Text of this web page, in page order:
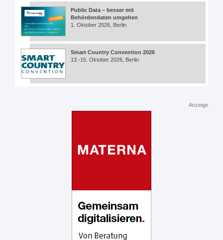
Public Data – besser mit
Behördendaten umgehen
1. Oktober 2026, Berlin
Smart Country Convention 2026
13.-15. Oktober 2026, Berlin
Anzeige